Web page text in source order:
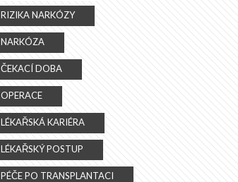
RIZIKA NARKÓZY
NARKÓZA
ČEKACÍ DOBA
OPERACE
LÉKAŘSKÁ KARIÉRA
LÉKAŘSKÝ POSTUP
PÉČE PO TRANSPLANTACI